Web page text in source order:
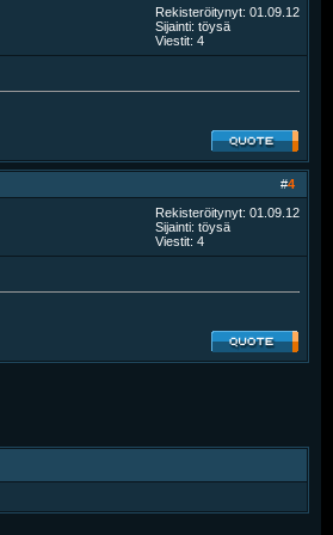
Rekisteröitynyt: 01.09.12
Sijainti: töysä
Viestit: 4
#4
Rekisteröitynyt: 01.09.12
Sijainti: töysä
Viestit: 4